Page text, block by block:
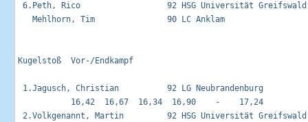
6.Peth, Rico                  92 HSG Universität
Mehlhorn, Tim               90 LC Anklam
Kugelstoß  Vor-/Endkampf
1.Jagusch, Christian          92 LG Neubrandenburg
           16,42  16,67  16,34  16,90    -    17,24
2.Volkgenannt, Martin         92 HSG Universität